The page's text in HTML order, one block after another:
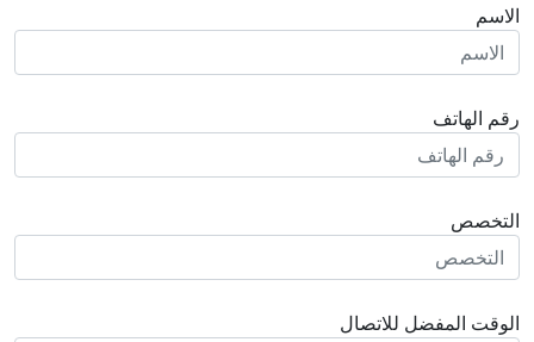
الاسم
رقم الهاتف
التخصص
الوقت المفضل للاتصال